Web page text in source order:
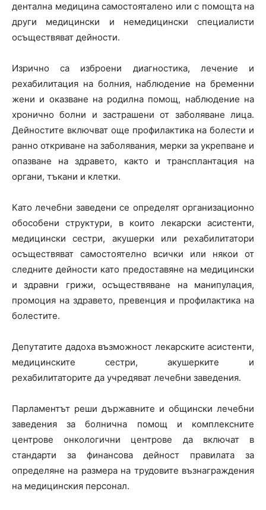
дентална медицина самостояталено или с помощта на
други медицински и немедицински специалисти
осъществяват дейности.
Изрично са изброени диагностика, лечение и
рехабилитация на болния, наблюдение на бременни
жени и оказване на родилна помощ, наблюдение на
хронично болни и застрашени от заболяване лица.
Дейностите включват още профилактика на болести и
ранно откриване на заболявания, мерки за укрепване и
опазване на здравето, както и трансплантация на
органи, тъкани и клетки.
Като лечебни заведени се определят организационно
обособени структури, в които лекарски асистенти,
медицински сестри, акушерки или рехабилитатори
осъществяват самостоятелно всички или някои от
следните дейности като предоставяне на медицински
и здравни грижи, осъществяване на манипулация,
промоция на здравето, превенция и профилактика на
болестите.
Депутатите дадоха възможност лекарските асистенти,
медицинските сестри, акушерките и
рехабилитаторите да учредяват лечебни заведения.
Парламентът реши държавните и общински лечебни
заведения за болнична помощ и комплексните
центрове онкологични центрове да включат в
стандарти за финансова дейност правилата за
определяне на размера на трудовите възнаграждения
на медицинския персонал.